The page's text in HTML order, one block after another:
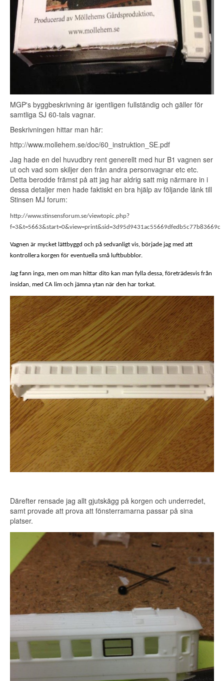
MGP's byggbeskrivning är igentligen fullständig och gäller för
samtliga SJ 60-tals vagnar.
Beskrivningen hittar man här:
http://www.mollehem.se/doc/60_instruktion_SE.pdf
Jag hade en del huvudbry rent generellt med hur B1 vagnen ser
ut och vad som skiljer den från andra personvagnar etc etc.
Detta berodde främst på att jag har aldrig satt mig närmare in i
dessa detaljer men hade faktiskt en bra hjälp av följande länk till
Stinsen MJ forum:
http://www.stinsensforum.se/viewtopic.php?
f=3&t=5663&start=0&view=print&sid=3d95d9431ac55669dfedb5c77b83669c
Vagnen är mycket lättbyggd och på sedvanligt vis, började jag med att
kontrollera korgen för eventuella små luftbubblor.
Jag fann inga, men om man hittar dito kan man fylla dessa, företrädesvis från
insidan, med CA lim och jämna ytan när den har torkat.
Därefter rensade jag allt gjutskägg på korgen och underredet,
samt provade att prova att fönsterramarna passar på sina
platser.